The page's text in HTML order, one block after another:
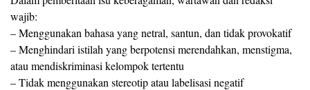
wajib:
– Menggunakan bahasa yang netral, santun, dan tidak provokatif
– Menghindari istilah yang berpotensi merendahkan, menstigma,
atau mendiskriminasi kelompok tertentu
– Tidak menggunakan stereotip atau labelisasi negatif